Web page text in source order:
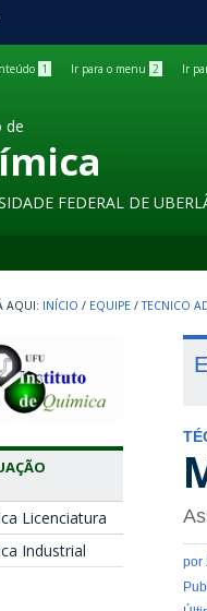
1 Ir para o menu 2 Ir
de
FEDERAL DE
INÍCIO / EQUIPE / TECNICO
Licenciatura
Industrial
por